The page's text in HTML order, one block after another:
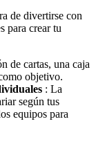
de divertirse con
para crear tu
de cartas, una caja
objetivo.
: La
según tus
equipos para